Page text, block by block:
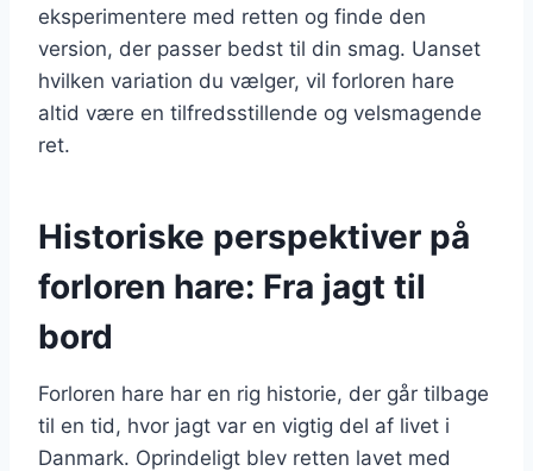
eksperimentere med retten og finde den
version, der passer bedst til din smag. Uanset
hvilken variation du vælger, vil forloren hare
altid være en tilfredsstillende og velsmagende
ret.
Historiske perspektiver på
forloren hare: Fra jagt til
bord
Forloren hare har en rig historie, der går tilbage
til en tid, hvor jagt var en vigtig del af livet i
Danmark. Oprindeligt blev retten lavet med